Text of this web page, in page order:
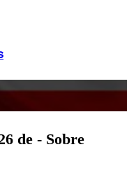
de - Sobre